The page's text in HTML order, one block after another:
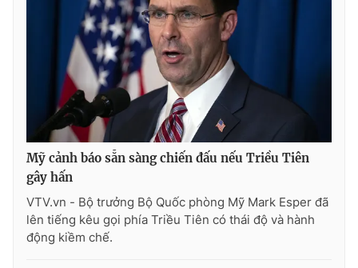
VTV Money VTV Thể thao
VTV Sức khoẻ Bất động sản
Thị trường 24h Tấm lòng Việt
VTV4 Vươn mình bằng AI
VTV9 VTV8
Mỹ cảnh báo sẵn sàng chiến đấu nếu Triều Tiên
gây hấn
VTV.vn - Bộ trưởng Bộ Quốc phòng Mỹ Mark Esper đã
lên tiếng kêu gọi phía Triều Tiên có thái độ và hành
động kiềm chế.